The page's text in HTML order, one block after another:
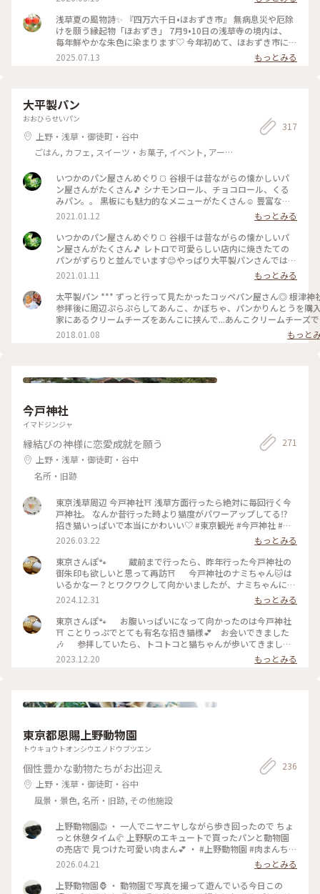
の中にも 下町の風情が感じられ、ほっこり♡ 素敵な夏の一日
になりました。 #風景 #浅草寺 #古刹 #雷門 #仲見世 #五重塔 #
浅草 #上野 #東京 #ひみつの絶景
たいです☺️ #ことりっぷ東京 #参拝 #お寺 #おみくじ
浅草夏の風物詩✨ 『四万六千日•ほおずき市』 無病息災や厄除
けを願う縁起物「ほおずき」 7月9•10日の浅草寺の境内は、
毎年鮮やかな朱色に染まります♡ 今年初めて、ほおずき市に行
ってきました。 混雑を覚悟してましたが、暑さのせいか 仲見
世からもわりと空いていて（ほぼ海外の方） のんびりと楽し
ですが、電車で帰る事を考え 籠入り（5個）を一つ連れて帰り
ました♡ お店の方も水やりが欠かせないようです。 そして、
初めましてのほおずきの花🌼 白く小さな妖精のようなお花で
した✨（5枚目） #ほおずき市 #浅草寺 #浅草 #四万六千日 #ほ
おずき #鬼灯 #アートな景色
2025.07.13 もっとみる
大平製パン
おおひらせいパン
上野・浅草・御徒町・谷中
ごはん, カフェ, スイーツ・お菓子, イベント, アー
317
いつかのパン屋さんめぐり🍞 谷根千は昔ながらの懐かしいパ
ン屋さんがたくさん🎵 シナモンロール、チョコロール、くる
みパン。。 黒板にも魅力的なメニューがたくさん☺️ 豊富な種
類で迷っちゃいます♡ またのんきにパン屋さんめぐりしたい
なぁっ♪ #大平製パン #惣菜パン #コッペパン #昔ながら #懐か
しい #豊富な種類 #たくさん #谷根千 #谷中 #根津 #千駄木 #千
駄木のパン屋 #お散歩 #根津さんぽ #パン屋さん #パン屋さん
めぐり
2021.01.12
もっとみる
いつかのパン屋さんめぐり🍞 谷根千は昔ながらの懐かしいパ
ン屋さんがたくさん🎵 レトロで可愛らしい店内に焼きたての
パンがずらりと並んでいます😊やっぱり大平製パンさんでは惣
菜コッペパンははずせないかな😋♡ みなさんはお好きなコッ
ペパンありますか？ てくてくお散歩しながらパンを買う😊 こ
んな世の中になった今、のんきで平和だったなぁと思い返して
います😊 #大平製パン #コッペパン #昔ながら #懐かしい #レ
トロ #可愛い #惣菜パン #パン #谷中 #根津 #千駄木 #谷根千 #
2021.01.11
もっとみる
太平製パン *** ずっと行って見たかったコッペパン屋さん◎ 根津神社
参拝後に周辺ぷらぷらしてあんこ、かぼちゃ、パンかりんとうを購
家にあるクリームチーズをあんこに挟んで...あんこクリームチーズ
きます🙌🏻💓 #ことりっぷ#パン#コッペパン#パンのある生活#あんこ#
粒あん#クリームチーズ#コーヒー
2018.01.08 もっと
今戸神社
イマドジンジャ
縁結びの神様に恋愛成就を願う
上野・浅草・御徒町・谷中
名所・旧跡
271
東京浅草周辺 今戸神社⛩️ 浅草方面行ったら絶対に毎回行く今
戸神社。 なんか昔行った時より猫度がパワーアップしてる⁉️
招き猫いっぱいで本当にかわいい♡ #東京観光 #今戸神社 #開
運旅 #かわいい神社 #かわいいおみくじ
2026.03.22
もっとみる
東京さんぽ🐾 蔵前まで行ったら、昨年行った今戸神社の
御朱印も欲しいと思って再訪⛩️ 今戸神社のナミちゃん🐱は
いるかなー？とワクワクして向かいましたが、ナミちゃんにも
会えなかった🥲 たくさんのかわいい招き猫さんに癒してもら
いました( ´｡•ω•)ﾉ"(っ <。) #ベストトリップ2024 #ご利益
めぐり #東京散歩 #御朱印
2024.12.31
もっとみる
東京さんぽ🐾 お腹いっぱいになって向かったのは今戸神社
⛩ ことりっぷでとても有名な招き猫様💕 お会いできました
🎶 参拝していたら、トコトコと猫ちゃんが歩いてきまし
た。この子がナミちゃん⁉︎ ナミちゃんにも会えて嬉しい✨
境内にはあちこちに猫の置物。 猫づくしの今戸神社。 招き猫
区
2023.12.20 もっとみる
東京都恩賜上野動物園
トウキョウトオンシウエノドウブツエン
個性豊かな動物たちがお出迎え
上野・浅草・御徒町・谷中
風景・景色, 名所・旧跡, その他施設
236
上野動物園🦁 ・ 一人でニヤニヤしながら歩き回ったので ちょ
っと休憩タイム🥐 上野駅のエキュートで買ったパンと動物園
の売店で 見つけた可愛い肉まん💕 ・ #上野動物園 #肉まんちゃ
ん #フラミンゴの羽は美しい
2026.04.21
もっとみる
上野動物園🦍 ・ 動物園で写真を撮って遊んでいる今日この